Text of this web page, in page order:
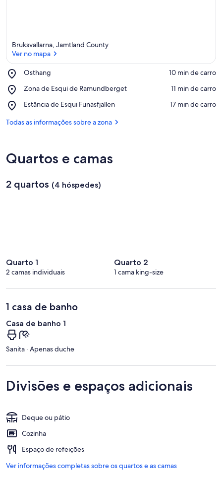
Bruksvallarna, Jamtland County
Ver no mapa
Osthang
Place,
‪10 min de carro‬
Zona de Esqui de Ramundberget
Place,
de
de
‪11 min de carro‬
Estância de Esqui Funäsfjällen
Place,
de
‪17 min de carro‬
Todas as informações sobre a zona
Quartos e camas
2 quartos (4 hóspedes)
Quarto 1
2 camas individuais
Quarto 2
1 cama king-size
1 casa de banho
Casa de banho 1
Sanita · Apenas duche
Divisões e espaços adicionais
Deque ou pátio
Cozinha
Espaço de refeições
Ver informações completas sobre os quartos e as camas